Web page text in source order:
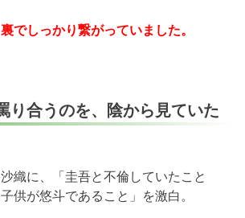
でしっかり繋がっていました。
り合うのを、陰から見ていた
織に、「圭吾と不倫していたこと
供が悠斗であること」を激白。